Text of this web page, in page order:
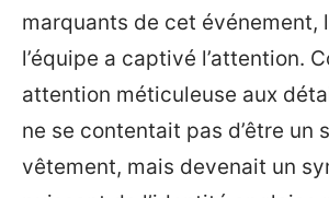
marquants de cet événement,
l’équipe a captivé l’attention.
attention méticuleuse aux
ne se contentait pas d’être un
vêtement, mais devenait un